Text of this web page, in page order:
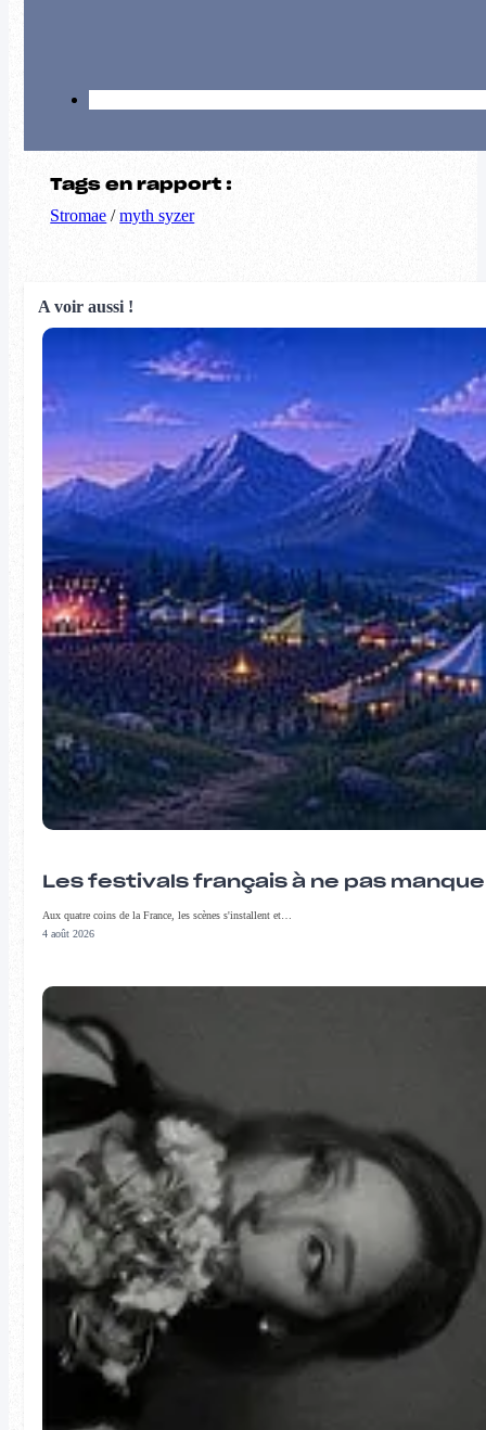
Tags en rapport :
Stromae /myth syzer
A voir aussi !
Les festivals français à ne pas
Aux quatre coins de la France, les scènes s'installent et…
4 août 2026